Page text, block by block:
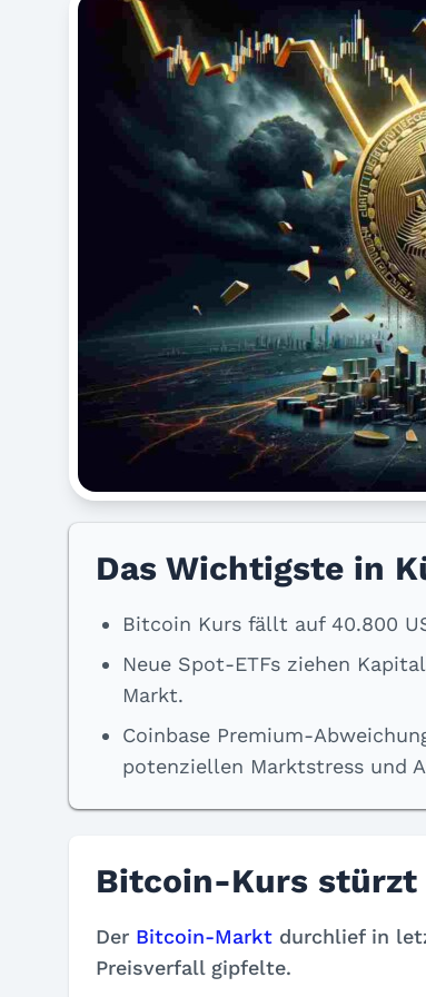
Das Wichtigste in
Bitcoin Kurs fällt auf 40.800
Neue Spot-ETFs ziehen
Markt.
Coinbase Premium-
potenziellen Marktstress und
Bitcoin-Kurs stürzt
Der Bitcoin-Markt durchlief in
Preisverfall gipfelte.